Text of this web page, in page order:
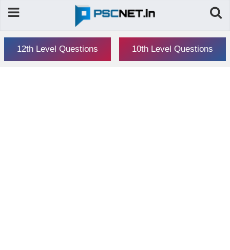
12th Level Questions 10th Level Questions